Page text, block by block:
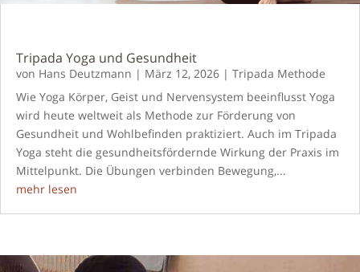
Tripada Yoga und Gesundheit
von Hans Deutzmann | März 12, 2026 | Tripada Methode
Wie Yoga Körper, Geist und Nervensystem beeinflusst Yoga
wird heute weltweit als Methode zur Förderung von
Gesundheit und Wohlbefinden praktiziert. Auch im Tripada
Yoga steht die gesundheitsfördernde Wirkung der Praxis im
Mittelpunkt. Die Übungen verbinden Bewegung,...
mehr lesen